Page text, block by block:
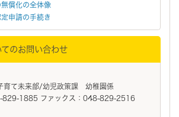
償化の全体像
申請の手続き
のお問い合わせ
育て未来部/幼児政策課 幼稚園係
829-1885 ファックス：048-829-2516